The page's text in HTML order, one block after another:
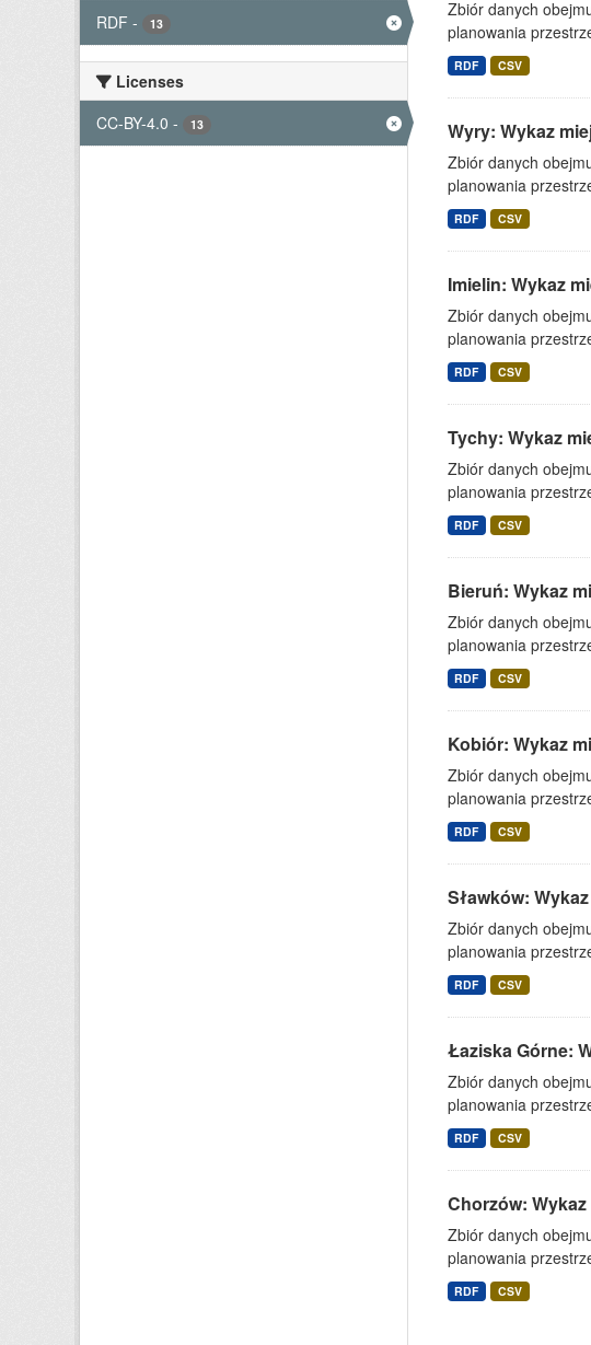
RDF - 13
Licenses
CC-BY-4.0 - 13
Zbiór danych
planowania
RDF CSV
Wyry: Wykaz
Zbiór danych
planowania
RDF CSV
Imielin: Wykaz
Zbiór danych
planowania
RDF CSV
Tychy: Wykaz
Zbiór danych
planowania
RDF CSV
Bieruń: Wykaz
Zbiór danych
planowania
RDF CSV
Kobiór: Wykaz
Zbiór danych
planowania
RDF CSV
Sławków:
Zbiór danych
planowania
RDF CSV
Łaziska Górne:
Zbiór danych
planowania
RDF CSV
Chorzów:
Zbiór danych
planowania
RDF CSV